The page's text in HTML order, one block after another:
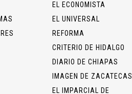
EL ECONOMISTA
EL UNIVERSAL
REFORMA
CRITERIO DE HIDALGO
DIARIO DE CHIAPAS
IMAGEN DE ZACATECAS
EL IMPARCIAL DE